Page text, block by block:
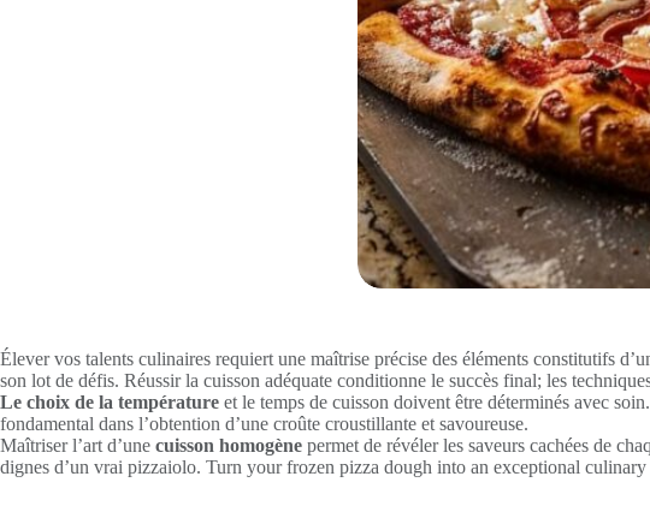
Élever vos talents culinaires requiert une maîtrise précise des éléments constitutifs
son lot de défis. Réussir la cuisson adéquate conditionne le succès final; les
Le choix de la température et le temps de cuisson doivent être déterminés avec
fondamental dans l’obtention d’une croûte croustillante et savoureuse.
Maîtriser l’art d’une cuisson homogène permet de révéler les saveurs cachées de
dignes d’un vrai pizzaiolo. Turn your frozen pizza dough into an exceptional culinary